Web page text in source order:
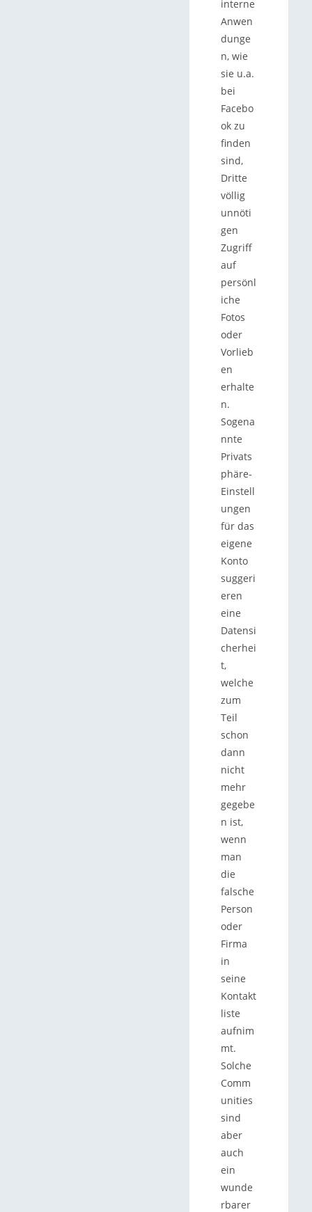
interne
Anwen
dunge
n, wie
sie u.a.
bei
Facebo
ok zu
finden
sind,
Dritte
völlig
unnöti
gen
Zugriff
auf
persönl
iche
Fotos
oder
Vorlieb
en
erhalte
n.
Sogena
nnte
Privats
phäre-
Einstell
ungen
für das
eigene
Konto
suggeri
eren
eine
Datensi
cherhei
t,
welche
zum
Teil
schon
dann
nicht
mehr
gegebe
n ist,
wenn
man
die
falsche
Person
oder
Firma
in
seine
Kontakt
liste
aufnim
mt.
Solche
Comm
unities
sind
aber
auch
ein
wunde
rbarer